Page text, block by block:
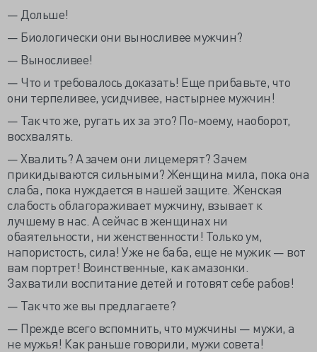
— Дольше!
— Биологически они выносливее мужчин?
— Выносливее!
— Что и требовалось доказать! Еще прибавьте, что
они терпеливее, усидчивее, настырнее мужчин!
— Так что же, ругать их за это? По-моему, наоборот,
восхвалять.
— Хвалить? А зачем они лицемерят? Зачем
прикидываются сильными? Женщина мила, пока она
слаба, пока нуждается в нашей защите. Женская
слабость облагораживает мужчину, взывает к
лучшему в нас. А сейчас в женщинах ни
обаятельности, ни женственности! Только ум,
напористость, сила! Уже не баба, еще не мужик — вот
вам портрет! Воинственные, как амазонки.
Захватили воспитание детей и готовят себе рабов!
— Так что же вы предлагаете?
— Прежде всего вспомнить, что мужчины — мужи, а
не мужья! Как раньше говорили, мужи совета!